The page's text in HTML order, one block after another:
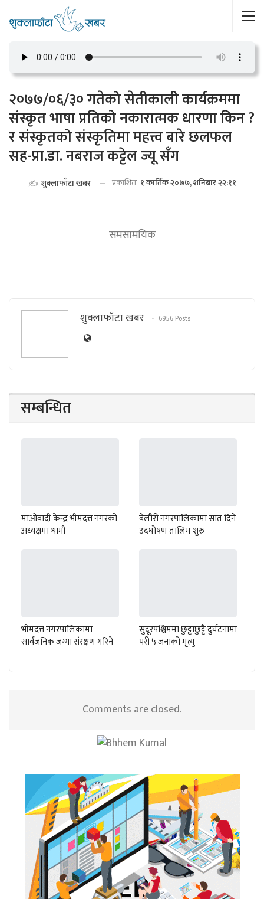
२०७७/०६/३० गतेको सेतीकाली कार्यक्रममा
संस्कृत भाषा प्रतिको नकारात्मक धारणा किन ?
र संस्कृतको संस्कृतिमा महत्त्व बारे छलफल
सह-प्रा.डा. नबराज कट्टेल ज्यू सँग
✍️ शुक्लाफाँटा खबर प्रकाशितः १ कार्तिक २०७७, शनिबार २२:११
समसामयिक
शुक्लाफाँटा खबर 6956 Posts
सम्बन्धित
माओवादी केन्द्र भीमदत्त नगरको
अध्यक्षमा धामी
बेलौरी नगरपालिकामा सात दिने
उदघोषण तालिम शुरु
भीमदत्त नगरपालिकामा
सार्वजनिक जग्गा संरक्षण गरिने
सुदूरपश्चिममा छुट्टाछुट्टै दुर्घटनामा
परी ५ जनाको मृत्यु
Comments are closed.